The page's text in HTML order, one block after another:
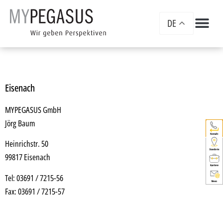
DE
Eisenach
MYPEGASUS GmbH
Jörg Baum
Heinrichstr. 50
99817 Eisenach
Tel: 03691 / 7215-56
Fax: 03691 / 7215-57